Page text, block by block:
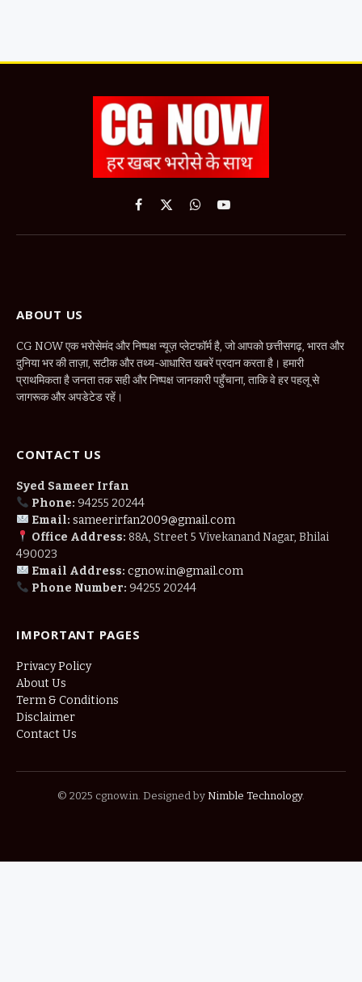
Facebook
X
WhatsApp
YouTube
ABOUT US
CG NOW एक भरोसेमंद और निष्पक्ष न्यूज़ प्लेटफॉर्म है, जो आपको छत्तीसगढ़, भारत और
दुनिया भर की ताज़ा, सटीक और तथ्य-आधारित खबरें प्रदान करता है। हमारी
प्राथमिकता है जनता तक सही और निष्पक्ष जानकारी पहुँचाना, ताकि वे हर पहलू से
जागरूक और अपडेटेड रहें।
CONTACT US
Syed Sameer Irfan
Phone: 94255 20244
Email: sameerirfan2009@gmail.com
Office Address: 88A, Street 5 Vivekanand Nagar, Bhilai
490023
Email Address: cgnow.in@gmail.com
Phone Number: 94255 20244
IMPORTANT PAGES
Privacy Policy
About Us
Term & Conditions
Disclaimer
Contact Us
© 2025 cgnow.in. Designed by Nimble Technology.